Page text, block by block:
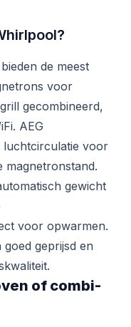
de meest
voor
gecombineerd,
AEG
luchtcirculatie voor
magnetronstand.
gewicht
voor opwarmen.
geprijsd en
of combi-